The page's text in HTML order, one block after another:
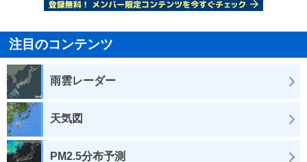
注目のコンテンツ
雨雲レーダー
天気図
PM2.5分布予測